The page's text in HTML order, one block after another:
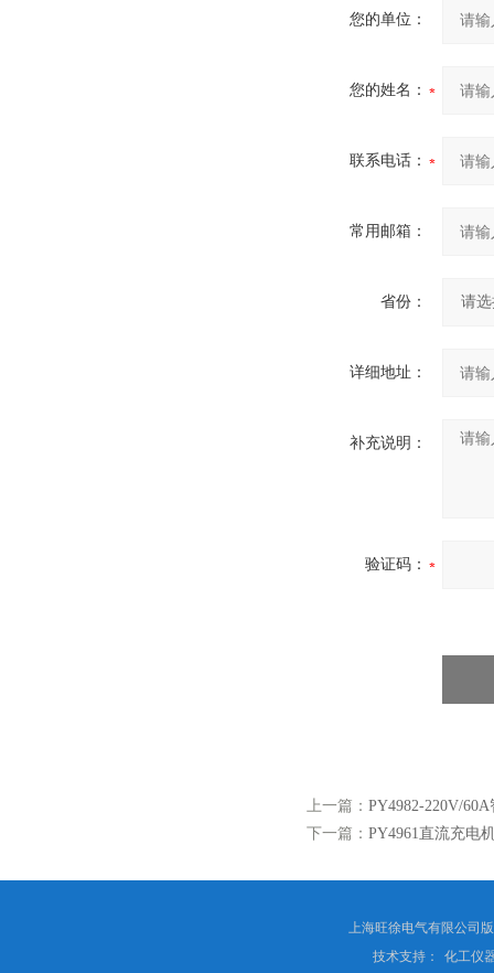
您的单位：
您的姓名：
联系电话：
常用邮箱：
省份：
详细地址：
补充说明：
验证码：
上一篇： PY4982-220V/
下一篇： PY4961直流充电
上海旺徐电气有限公司
技术支持：
化工仪